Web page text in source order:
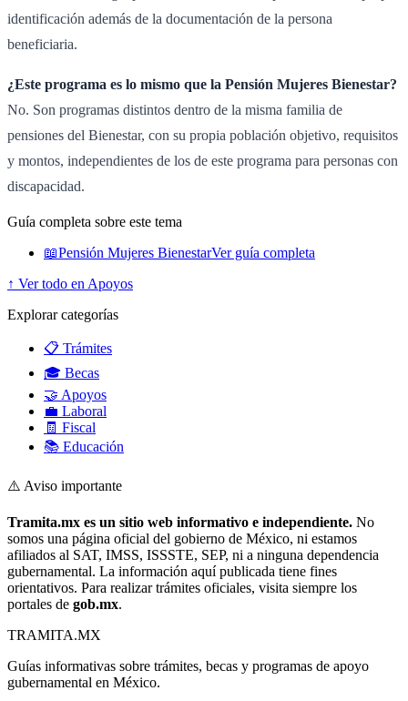
identificación además de la documentación de la persona
beneficiaria.
¿Este programa es lo mismo que la Pensión Mujeres Bienestar?
No. Son programas distintos dentro de la misma familia de
pensiones del Bienestar, con su propia población objetivo, requisitos
y montos, independientes de los de este programa para personas con
discapacidad.
Guía completa sobre este tema
📖Pensión Mujeres BienestarVer guía completa
↑ Ver todo en Apoyos
Explorar categorías
📋 Trámites
🎓 Becas
🤝 Apoyos
💼 Laboral
🧾 Fiscal
📚 Educación
⚠️ Aviso importante
Tramita.mx es un sitio web informativo e independiente. No
somos una página oficial del gobierno de México, ni estamos
afiliados al SAT, IMSS, ISSSTE, SEP, ni a ninguna dependencia
gubernamental. La información aquí publicada tiene fines
orientativos. Para realizar trámites oficiales, visita siempre los
portales de gob.mx.
TRAMITA.MX
Guías informativas sobre trámites, becas y programas de apoyo
gubernamental en México.